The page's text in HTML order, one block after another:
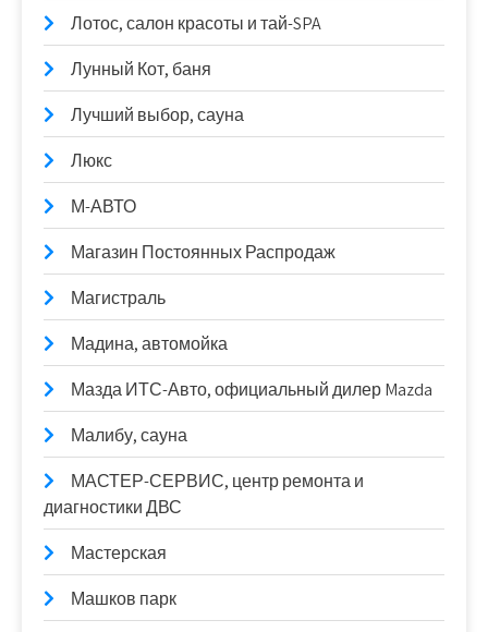
Лотос, салон красоты и тай-SPA
Лунный Кот, баня
Лучший выбор, сауна
Люкс
М-АВТО
Магазин Постоянных Распродаж
Магистраль
Мадина, автомойка
Мазда ИТС-Авто, официальный дилер Mazda
Малибу, сауна
МАСТЕР-СЕРВИС, центр ремонта и
диагностики ДВС
Мастерская
Машков парк